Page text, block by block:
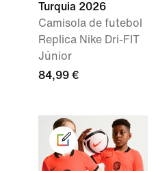
Turquia 2026
Camisola de futebol
Replica Nike Dri-FIT
Júnior
84,99 €